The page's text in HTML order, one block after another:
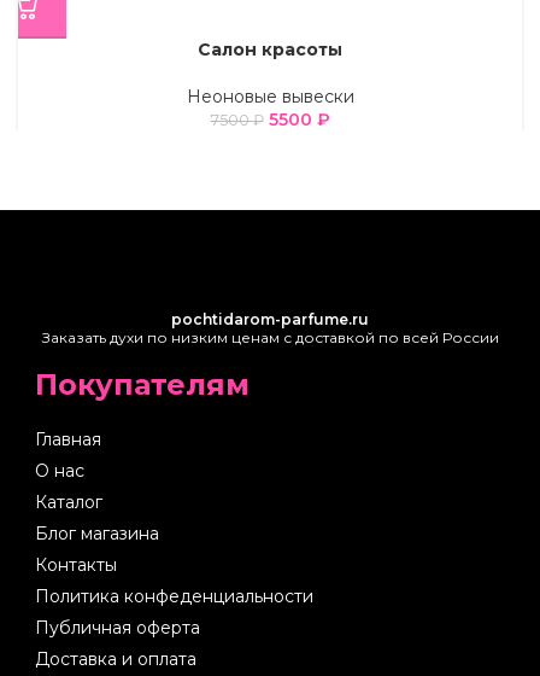
Салон красоты
Неоновые вывески
7500₽ 5500 ₽
pochtidarom-parfume.ru
Заказать духи по низким ценам с доставкой по всей России
Покупателям
Главная
О нас
Каталог
Блог магазина
Контакты
Политика конфеденциальности
Публичная оферта
Доставка и оплата